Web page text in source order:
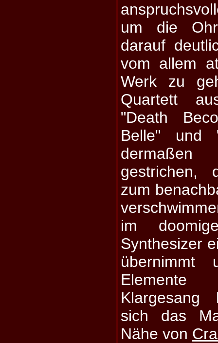
um die
darauf
vom allem
Werk zu
Quartett
"Death
Belle" und
dermaßen
gestrichen,
zum
im
Synthesizer
übernimmt
Klargesang
sich das
Nähe von